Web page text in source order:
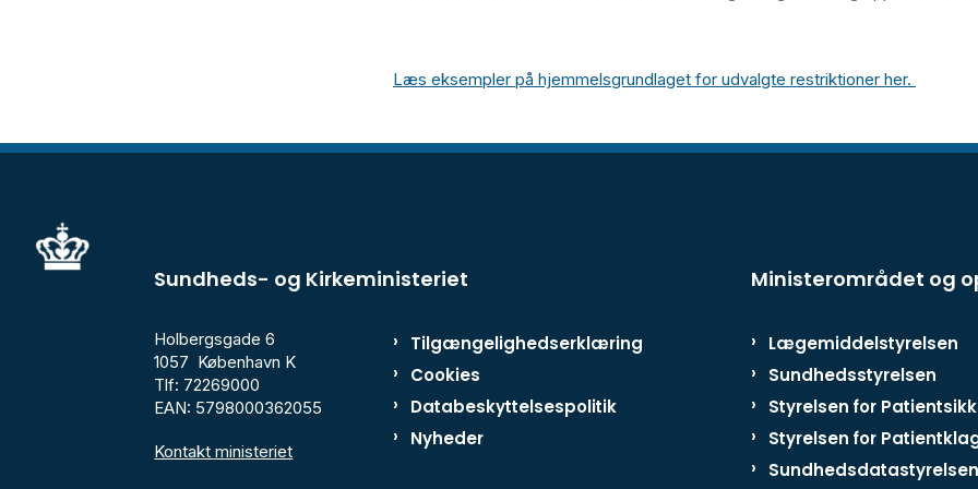
Læs eksempler på hjemmelsgrundlaget for udvalgte restriktioner her.
Sundheds- og Kirkeministeriet Ministerområdet og
Holbergsgade 6
1057 København K
Tlf: 72269000
EAN: 5798000362055
Kontakt ministeriet
Tilgængelighedserklæring
Cookies
Databeskyttelsespolitik
Nyheder
Lægemiddelstyrelsen
Sundhedsstyrelsen
Styrelsen for
Styrelsen for
Sundhedsdatastyrelsen